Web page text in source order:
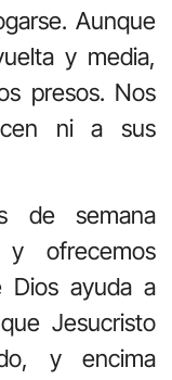
Aunque
y media,
presos. Nos
ni a sus
de semana
y ofrecemos
Dios ayuda a
Jesucristo
y encima